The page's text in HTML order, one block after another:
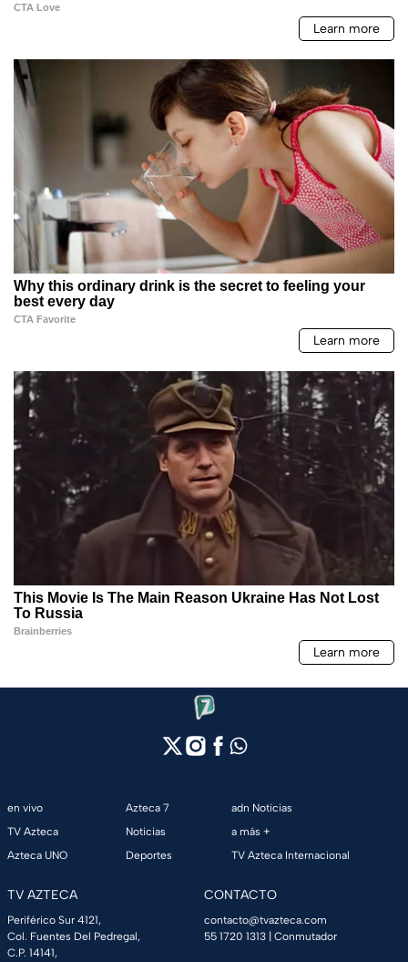
en vivo
TV Azteca
Azteca UNO
Azteca 7
Noticias
Deportes
adn Noticias
a más +
TV Azteca Internacional
TV AZTECA
Periférico Sur 4121,
Col. Fuentes Del Pedregal,
C.P. 14141,
CONTACTO
contacto@tvazteca.com
55 1720 1313 | Conmutador